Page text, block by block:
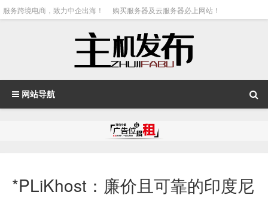
服务跨境电商，致力中企出海！ 购买服务器及云服务器必上网站！
网站导航
*PLiKhost：廉价且可靠的印度尼